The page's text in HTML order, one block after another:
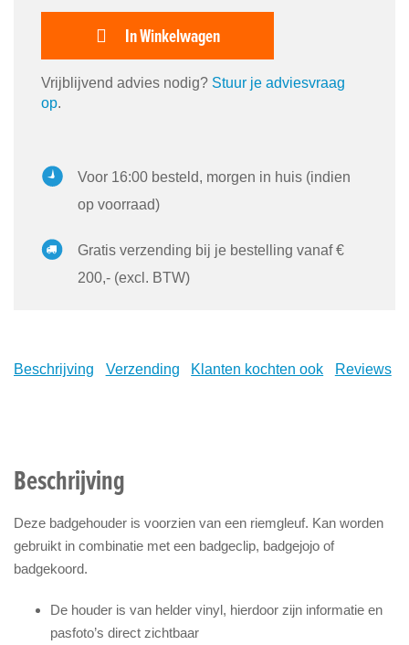
In Winkelwagen
Vrijblijvend advies nodig? Stuur je adviesvraag
op.
Voor 16:00 besteld, morgen in huis (indien
op voorraad)
Gratis verzending bij je bestelling vanaf €
200,- (excl. BTW)
Beschrijving Verzending Klanten kochten ook Reviews
Beschrijving
Deze badgehouder is voorzien van een riemgleuf. Kan worden
gebruikt in combinatie met een badgeclip, badgejojo of
badgekoord.
De houder is van helder vinyl, hierdoor zijn informatie en
pasfoto’s direct zichtbaar